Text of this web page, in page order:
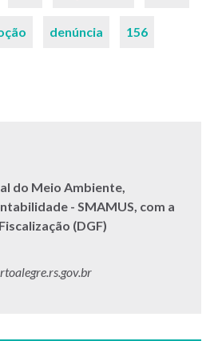
denúncia 156
do Meio Ambiente,
- SMAMUS, com a
(DGF)